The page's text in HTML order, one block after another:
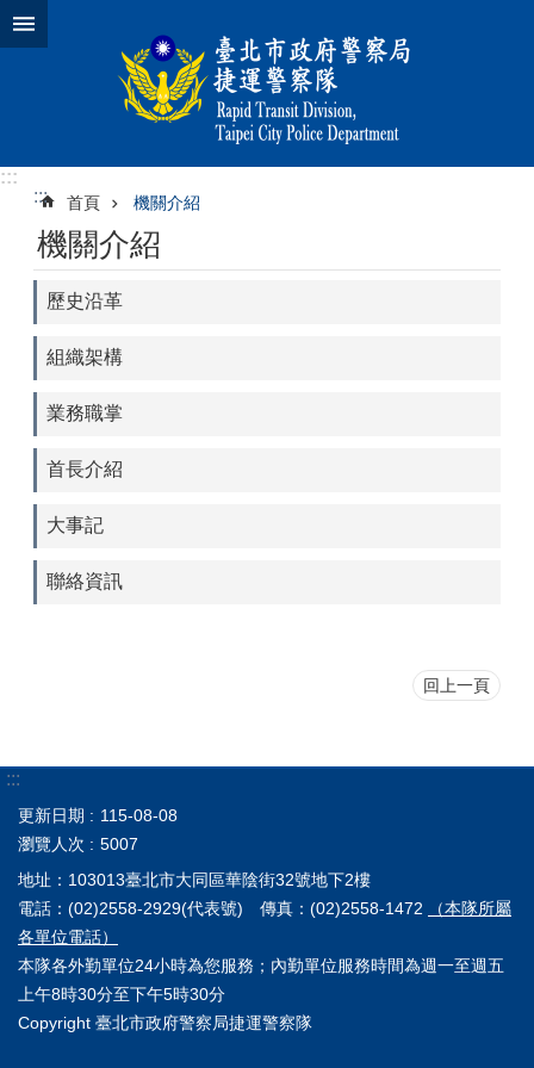
跳到主要內容區塊
:::
:::
首頁 機關介紹
機關介紹
歷史沿革
組織架構
業務職掌
首長介紹
大事記
聯絡資訊
回上一頁
:::
更新日期
115-08-08
瀏覽人次
5007
地址：103013臺北市大同區華陰街32號地下2樓
電話：(02)2558-2929(代表號) 傳真：(02)2558-1472
（本隊所屬
各單位電話）
本隊各外勤單位24小時為您服務；內勤單位服務時間為週一至週五
上午8時30分至下午5時30分
Copyright 臺北市政府警察局捷運警察隊